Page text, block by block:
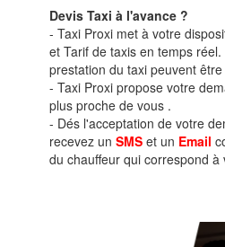
Devis Taxi à l'avance ?
- Taxi Proxi met à votre
et Tarif de taxis en temps
prestation du taxi peuvent
- Taxi Proxi propose votre
plus proche de vous .
- Dés l'acceptation de votre
recevez un SMS et un Email
du chauffeur qui correspond à